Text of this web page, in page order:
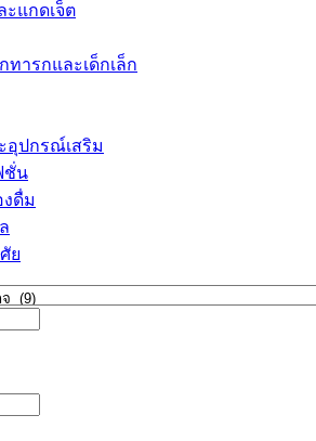
แกดเจ็ต
ารกและเด็กเล็ก
อุปกรณ์เสริม
ชั่น
งดื่ม
ย